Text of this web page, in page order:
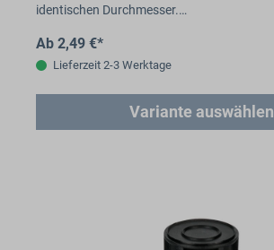
identischen Durchmesser.…
Ab 2,49 €*
Lieferzeit 2-3 Werktage
Variante auswählen